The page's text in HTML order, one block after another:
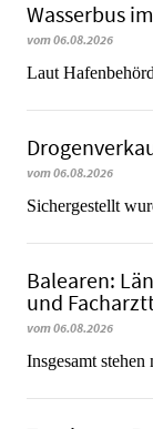
Wasserbus
vom 06.08.2026
Laut
vom 06.08.2026
​​​​​​​Sichergestellt
Balearen:
und
vom 06.08.2026
Insgesamt